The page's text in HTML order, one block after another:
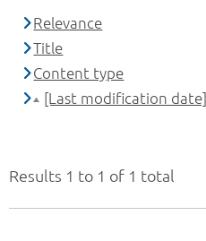
Results 1 to 1 of 1 total
Relevance
Title
Content type
[Last modification date]